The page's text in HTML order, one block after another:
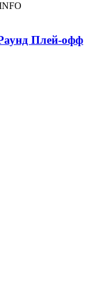
Плей-офф